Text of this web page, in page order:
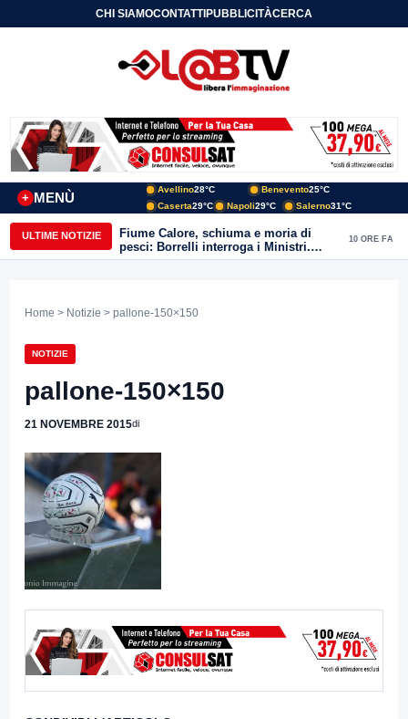
CHI SIAMOCONTATTIPUBBLICITÀCERCA
MENÙ
+
Avellino28°C Benevento25°C
Caserta29°C Napoli29°C Salerno31°C
ULTIME NOTIZIE
Fiume Calore, schiuma e moria di
pesci: Borrelli interroga i Ministri.
“Benevento paga l’assenza del
10 ORE FA
Home > Notizie > pallone-150×150
NOTIZIE
pallone-150×150
21 NOVEMBRE 2015di